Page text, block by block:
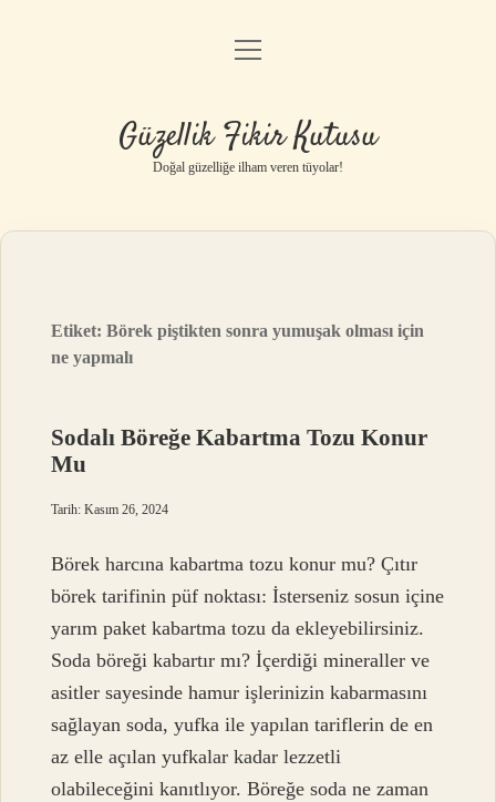
Anasayfa
Yasal Uyarı
menüyü
Güzellik Fikir Kutusu
Doğal güzelliğe ilham veren tüyolar!
Etiket:Börek piştikten sonra yumuşak olması için
ne yapmalı
Sodalı Böreğe Kabartma Tozu Konur
Mu
Tarih: Kasım 26, 2024
Börek harcına kabartma tozu konur mu? Çıtır
börek tarifinin püf noktası: İsterseniz sosun içine
yarım paket kabartma tozu da ekleyebilirsiniz.
Soda böreği kabartır mı? İçerdiği mineraller ve
asitler sayesinde hamur işlerinizin kabarmasını
sağlayan soda, yufka ile yapılan tariflerin de en
az elle açılan yufkalar kadar lezzetli
olabileceğini kanıtlıyor. Böreğe soda ne zaman